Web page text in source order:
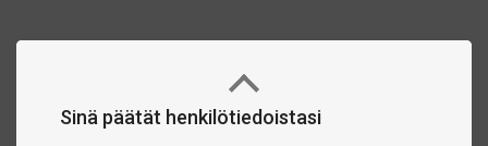
Sinä päätät henkilötiedoistasi